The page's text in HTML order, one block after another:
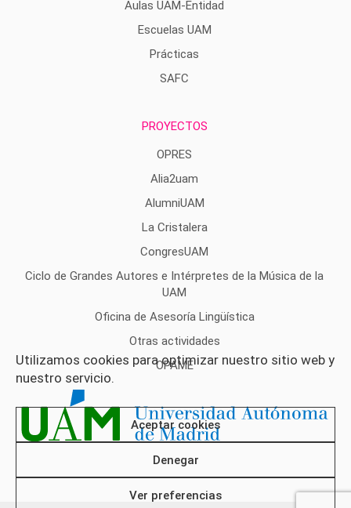
Utilizamos cookies para optimizar nuestro sitio web y
nuestro servicio.
Aceptar cookies
Denegar
Ver preferencias
Aulas UAM-Entidad
Escuelas UAM
Prácticas
SAFC
PROYECTOS
OPRES
Alia2uam
AlumniUAM
La Cristalera
CongresUAM
Ciclo de Grandes Autores e Intérpretes de la Música de la
UAM
Oficina de Asesoría Lingüística
Otras actividades
OPAME